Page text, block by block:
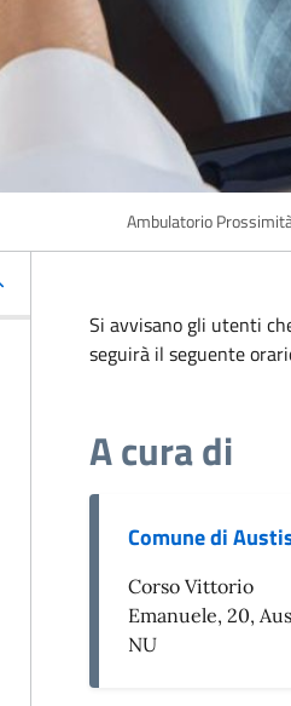
Ambulatorio
Si avvisano gli utenti
seguirà il seguente
A cura di
Comune di
Corso Vittorio
Emanuele, 20,
NU